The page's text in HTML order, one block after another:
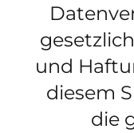
und
diesem
die